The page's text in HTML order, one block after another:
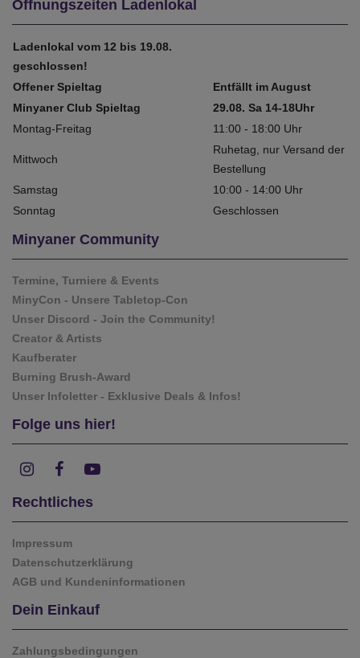
Öffnungszeiten Ladenlokal
Ladenlokal vom 12 bis 19.08.
geschlossen!
Offener Spieltag
Entfällt im August
Minyaner Club Spieltag
29.08. Sa 14-18Uhr
Montag-Freitag
11:00 - 18:00 Uhr
Mittwoch
Ruhetag, nur Versand der
Bestellung
Samstag
10:00 - 14:00 Uhr
Sonntag
Geschlossen
Minyaner Community
Termine, Turniere & Events
MinyCon - Unsere Tabletop-Con
Unser Discord - Join the Community!
Creator & Artists
Kaufberater
Burning Brush-Award
Unser Infoletter - Exklusive Deals & Infos!
Folge uns hier!
Rechtliches
Impressum
Datenschutzerklärung
AGB und Kundeninformationen
Dein Einkauf
Zahlungsbedingungen